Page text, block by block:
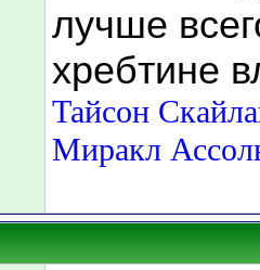
лучше
хребтине
Тайсон
Миракл